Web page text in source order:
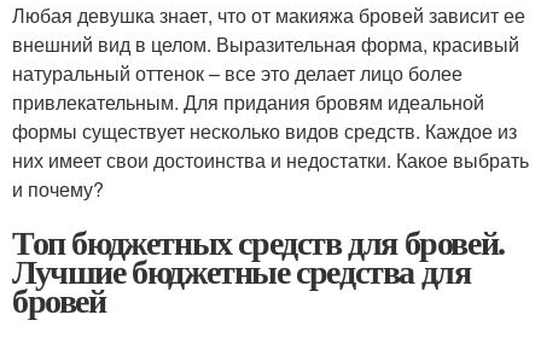
Любая девушка знает, что от макияжа бровей зависит ее
внешний вид в целом. Выразительная форма, красивый
натуральный оттенок – все это делает лицо более
привлекательным. Для придания бровям идеальной
формы существует несколько видов средств. Каждое из
них имеет свои достоинства и недостатки. Какое выбрать
и почему?
Топ бюджетных средств для бровей.
Лучшие бюджетные средства для
бровей